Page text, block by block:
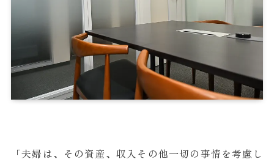
「夫婦は、その資産、収入その他一切の事情を考慮し